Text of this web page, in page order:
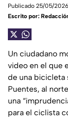
Publicado 25/05/
Escrito por:
Un ciudadano
video en el que
de una bicicleta
Puentes, al
una
para el ciclista